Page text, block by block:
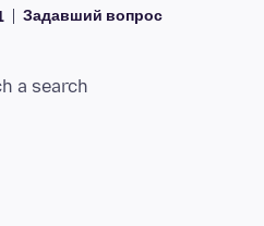
Задавший вопрос